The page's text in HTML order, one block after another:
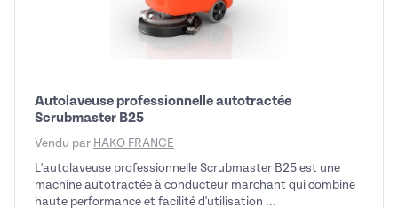
Autolaveuse professionnelle autotractée
Scrubmaster B25
Vendu par HAKO FRANCE
L'autolaveuse professionnelle Scrubmaster B25 est une
machine autotractée à conducteur marchant qui combine
haute performance et facilité d'utilisation ...